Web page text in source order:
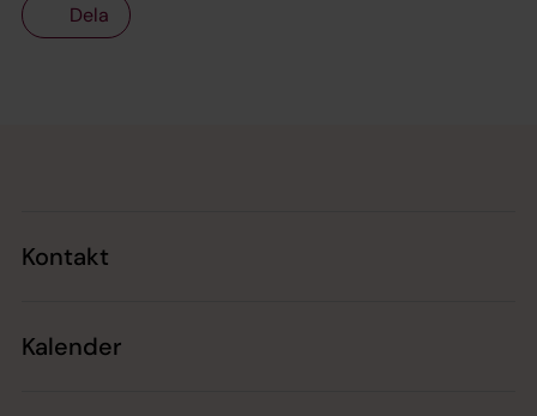
Dela
Kontakt
Kalender